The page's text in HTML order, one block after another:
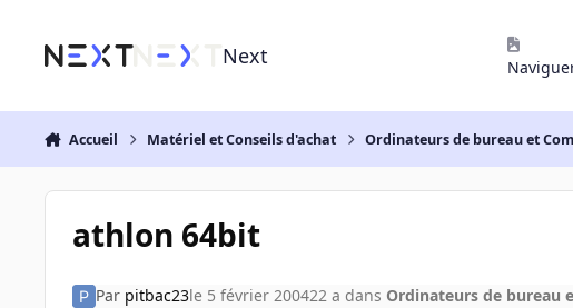
Next
Accueil Matériel et Conseils d'achat Ordinateurs de bureau et
athlon 64bit
Par pitbac23le 5 février 200422 a dans Ordinateurs de bureau